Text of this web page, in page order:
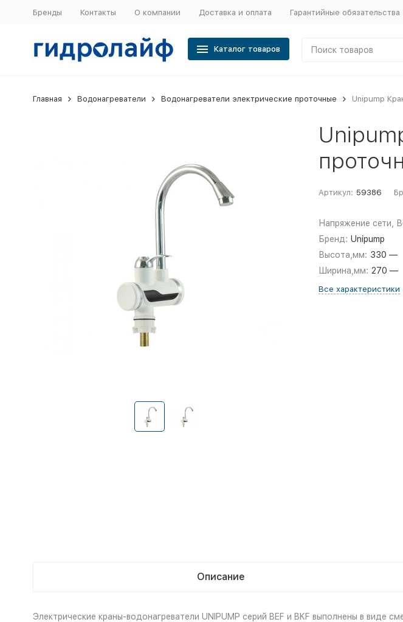
Бренды Контакты О компании Доставка и оплата Гарантийные обязательства
Каталог товаров
Главная Водонагреватели Водонагреватели электрические проточные Unipump
Артикул: 59386
Напряжение сети,
Бренд: Unipump
Высота,мм: 330 —
Ширина,мм: 270 —
Все характеристики
Описание
Электрические краны-водонагреватели UNIPUMP серий BEF и BKF выполнены в